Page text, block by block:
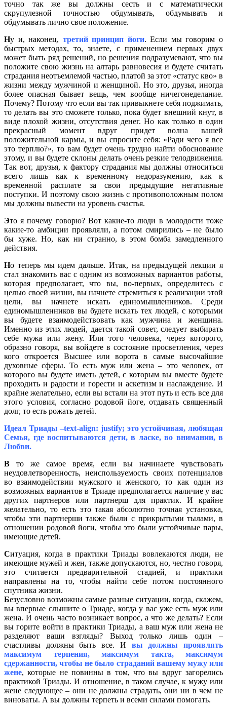
точно так же вы должны сесть и с математически
скрупулезной точностью обдумывать, обдумывать и
обдумывать лично свое положение.
Ну и, наконец, третий принцип йоги. Если мы говорим о
быстрых методах, то, знаете, с применением первых двух
может быть ряд решений, но решения подразумевают, что вы
положите свою жизнь на алтарь равновесия и будете считать
страдания неотъемлемой частью, платой за этот «статус кво» в
жизни между мужчиной и женщиной. Но это, друзья, иногда
более опасная бывает вещь, чем вообще ничегонеделание.
Почему? Потому что если вы так привыкнете себя поджимать,
то делать вы это сможете только, пока будет внешний кнут, в
виде плохой жизни, отсутствия денег. Но как только в один
прекрасный момент вдруг придет волна вашей
положительной кармы, и вы спросите себя: «Ради чего я все
это терплю?», то вам будет очень трудно найти обоснование
этому, и вы будете склоны делать очень резкие телодвижения.
Так вот, друзья, к фактору страдания мы должны относиться
всего лишь как к временному недоразумению, как к
временной расплате за свои предыдущие негативные
поступки. И поэтому свою жизнь с противоположным полом
мы должны вывести на уровень счастья.
Это я почему говорю? Вот какие-то люди в молодости тоже
какие-то амбиции проявляли, а потом смирились – не было
бы хуже. Но, как ни странно, в этом бомба замедленного
действия.
Но теперь мы идем дальше. Итак, на предыдущей лекции я
стал знакомить вас с одним из возможных вариантов работы,
которая предполагает, что вы, во-первых, определитесь с
целью своей жизни, вы начнете стремиться к реализации этой
цели, вы начнете искать единомышленников. Среди
единомышленников вы будете искать тех людей, с которыми
вы будете взаимодействовать как мужчина и женщина.
Именно из этих людей, дается такой совет, следует выбирать
себе мужа или жену. Или того человека, через которого,
образно говоря, вы войдете в состояние просветления, через
кого откроется Высшее или ворота в самые высочайшие
духовные сферы. То есть муж или жена – это человек, от
которого вы будете иметь детей, с которым вы вместе будете
проходить и радости и горести и аскетизм и наслаждение. И
крайне желательно, если вы встали на этот путь и есть все для
этого условия, согласно родовой йоге, отдавать священный
долг, то есть рожать детей.
Идеал Триады –text-align: justify; это устойчивая, любящая
Семья, где воспитываются дети, в ласке, во внимании, в
Любви.
В то же самое время, если вы начинаете чувствовать
неудовлетворенность, неиспользуемость своих потенциалов
во взаимодействии мужского и женского, то как один из
возможных вариантов в Триаде предполагается наличие у вас
других партнеров или партнерш для практик. И крайне
желательно, то есть это такая абсолютно точная установка,
чтобы эти партнерши также были с прикрытыми тылами, в
отношении родовой йоги, чтобы это были устойчивые пары,
имеющие детей.
Ситуация, когда в практики Триады вовлекаются люди, не
имеющие мужей и жен, также допускаются, но, честно говоря,
это считается предварительной стадией, и практики
направлены на то, чтобы найти себе потом постоянного
спутника жизни.
Безусловно возможны самые разные ситуации, когда, скажем,
вы впервые слышите о Триаде, когда у вас уже есть муж или
жена. И очень часто возникает вопрос, а что же делать? Если
вы горите войти в практики Триады, а ваш муж или жена не
разделяют ваши взгляды? Выход только лишь один –
счастливы должны быть все. И вы должны проявлять
максимум терпения, максимум такта, максимум
сдержанности, чтобы не было страданий вашему мужу или
жене, которые не повинны в том, что вы вдруг загорелись
практикой Триады. И отношение, в таком случае, к мужу или
жене следующее – они не должны страдать, они ни в чем не
виноваты. А вы должны терпеть и всеми силами помогать.